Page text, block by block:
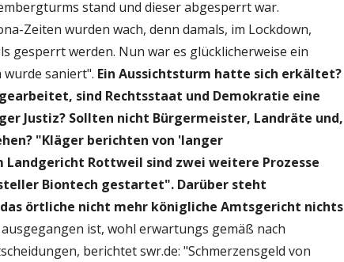
stand und dieser abgesperrt war.
Zeiten wurden wach, denn damals, im Lockdown,
gesperrt werden. Nun war es glücklicherweise ein
saniert". Ein Aussichtsturm hatte sich erkältet?
sind Rechtsstaat und Demokratie eine
Justiz? Sollten nicht Bürgermeister, Landräte und,
"Kläger berichten von 'langer
Landgericht Rottweil sind zwei weitere Prozesse
Biontech gestartet". Darüber steht
örtliche nicht mehr königliche Amtsgericht nichts
ist, wohl erwartungs gemäß nach
berichtet swr.de: "Schmerzensgeld von